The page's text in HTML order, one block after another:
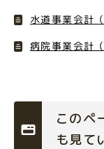
水道事業会計
病院事業会計
このペ
も見て